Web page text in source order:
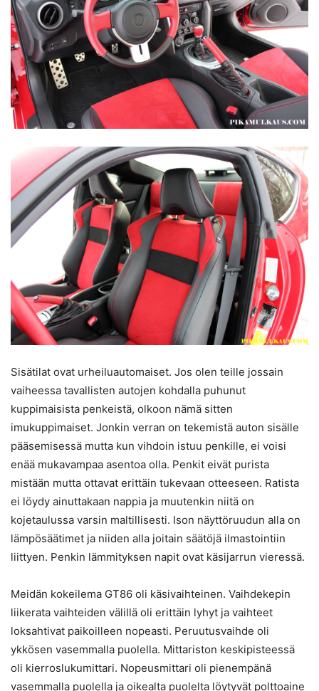
Sisätilat ovat urheiluautomaiset. Jos olen teille jossain
vaiheessa tavallisten autojen kohdalla puhunut
kuppimaisista penkeistä, olkoon nämä sitten
imukuppimaiset. Jonkin verran on tekemistä auton sisälle
pääsemisessä mutta kun vihdoin istuu penkille, ei voisi
enää mukavampaa asentoa olla. Penkit eivät purista
mistään mutta ottavat erittäin tukevaan otteeseen. Ratista
ei löydy ainuttakaan nappia ja muutenkin niitä on
kojetaulussa varsin maltillisesti. Ison näyttöruudun alla on
lämpösäätimet ja niiden alla joitain säätöjä ilmastointiin
liittyen. Penkin lämmityksen napit ovat käsijarrun vieressä.
Meidän kokeilema GT86 oli käsivaihteinen. Vaihdekepin
liikerata vaihteiden välillä oli erittäin lyhyt ja vaihteet
loksahtivat paikoilleen nopeasti. Peruutusvaihde oli
ykkösen vasemmalla puolella. Mittariston keskipisteessä
oli kierroslukumittari. Nopeusmittari oli pienempänä
vasemmalla puolella ja oikealta puolelta löytyvät polttoaine